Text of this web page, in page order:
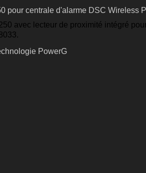
pour centrale d'alarme DSC Wireless
avec lecteur de proximité intégré
PowerG